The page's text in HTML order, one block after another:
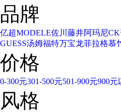
品牌
亿超MODELE佐川藤井阿玛尼CK
GUESS汤姆福特万宝龙菲拉格慕
价格
0-300元301-500元501-900元900元
风格